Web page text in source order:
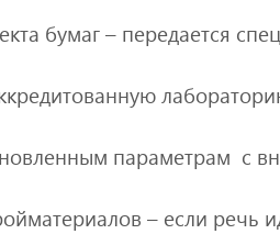
бумаг – передается
параметрам с
– если речь